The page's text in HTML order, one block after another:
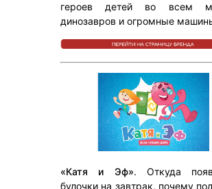
героев детей во всем
динозавров и огромные
«Катя и Эф».
Откуда
булочки на завтрак, почему